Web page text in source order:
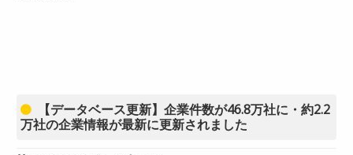
【データベース更新】企業件数が46.8万社に・約2.2
万社の企業情報が最新に更新されました